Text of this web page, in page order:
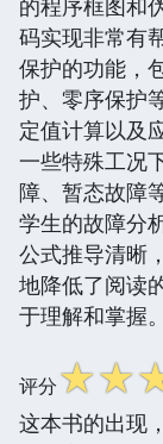
的程序框图和
码实现非常有
保护的功能，
护、零序保护
定值计算以及
一些特殊工况
障、暂态故障
学生的故障分
公式推导清晰
地降低了阅读
于理解和掌握。
评分☆☆
这本书的出现